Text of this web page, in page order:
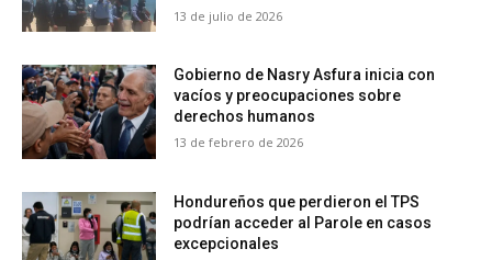
13 de julio de 2026
Gobierno de Nasry Asfura inicia con
vacíos y preocupaciones sobre
derechos humanos
13 de febrero de 2026
Hondureños que perdieron el TPS
podrían acceder al Parole en casos
excepcionales